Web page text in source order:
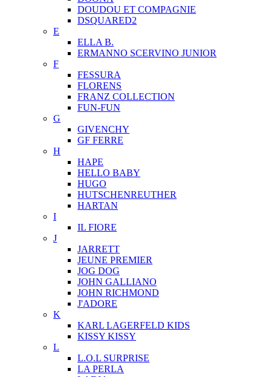
DOUDOU ET COMPAGNIE
DSQUARED2
E
ELLA B.
ERMANNO SCERVINO JUNIOR
F
FESSURA
FLORENS
FRANZ COLLECTION
FUN-FUN
G
GIVENCHY
GF FERRE
H
HAPE
HELLO BABY
HUGO
HUTSCHENREUTHER
HARTAN
I
IL FIORE
J
JARRETT
JEUNE PREMIER
JOG DOG
JOHN GALLIANO
JOHN RICHMOND
J'ADORE
K
KARL LAGERFELD KIDS
KISSY KISSY
L
L.O.L SURPRISE
LA PERLA